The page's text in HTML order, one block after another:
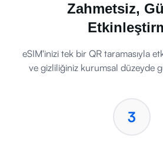
Zahmetsiz,
eSIM'inizi tek bir QR taramasıyla
ve gizliliğiniz kurumsal düzeyde
3